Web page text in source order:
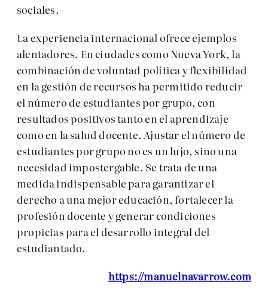
sociales.
La experiencia internacional ofrece ejemplos
alentadores. En ciudades como Nueva York, la
combinación de voluntad política y flexibilidad
en la gestión de recursos ha permitido reducir
el número de estudiantes por grupo, con
resultados positivos tanto en el aprendizaje
como en la salud docente. Ajustar el número de
estudiantes por grupo no es un lujo, sino una
necesidad impostergable. Se trata de una
medida indispensable para garantizar el
derecho a una mejor educación, fortalecer la
profesión docente y generar condiciones
propicias para el desarrollo integral del
estudiantado.
https://manuelnavarrow.com